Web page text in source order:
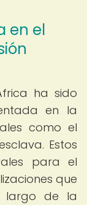
en el
ha sido
en la
como el
Estos
para el
que
largo de la